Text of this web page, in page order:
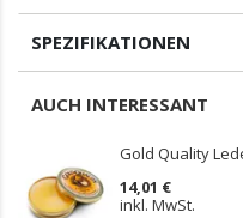
SPEZIFIKATIONEN
AUCH INTERESSANT
Gold Quality
14,01 €
inkl. MwSt.